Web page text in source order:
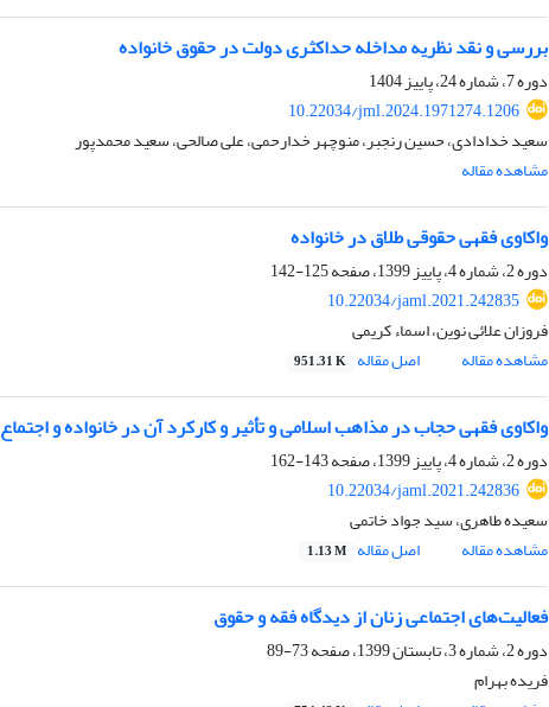
بررسی و نقد نظریه مداخله حداکثری دولت در حقوق خانواده
دوره 7، شماره 24، پاییز 1404
10.22034/jml.2024.1971274.1206
سعید خدادادی، حسین رنجبر، منوچهر خدارحمی، علی صالحی، سعید محمدپور
مشاهده مقاله
واکاوی فقهی حقوقی طلاق در خانواده
دوره 2، شماره 4، پاییز 1399، صفحه
125-142
10.22034/jaml.2021.242835
فروزان علائی نوین، اسماء کریمی
مشاهده مقاله
اصل مقاله 951.31 K
واکاوی فقهی حجاب در مذاهب اسلامی و تأثیر و کارکرد آن در خانواده و اجتماع
دوره 2، شماره 4، پاییز 1399، صفحه
143-162
10.22034/jaml.2021.242836
سعیده طاهری، سید جواد خاتمی
مشاهده مقاله
اصل مقاله 1.13 M
فعالیت‌های اجتماعی زنان از دیدگاه فقه و حقوق
دوره 2، شماره 3، تابستان 1399، صفحه
73-89
فریده بهرام